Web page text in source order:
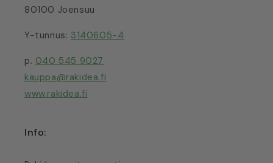
80100 Joensuu
Y-tunnus: 3140605-4
p. 040 545 9027
kauppa@rakidea.fi
www.rakidea.fi
Info: